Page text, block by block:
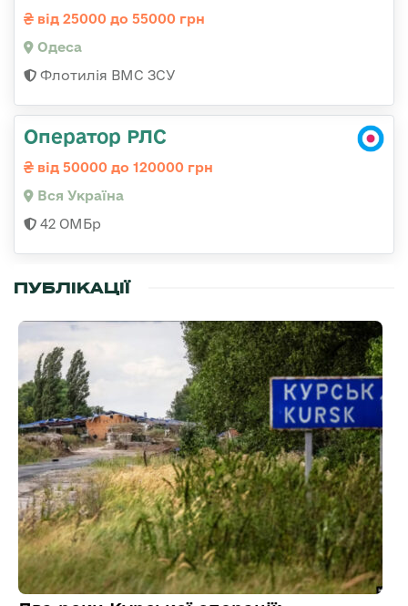
від 25000 до 55000 грн
Одеса
Флотилія ВМС ЗСУ
Оператор РЛС
від 50000 до 120000 грн
Вся Україна
42 ОМБр
ПУБЛІКАЦІЇ